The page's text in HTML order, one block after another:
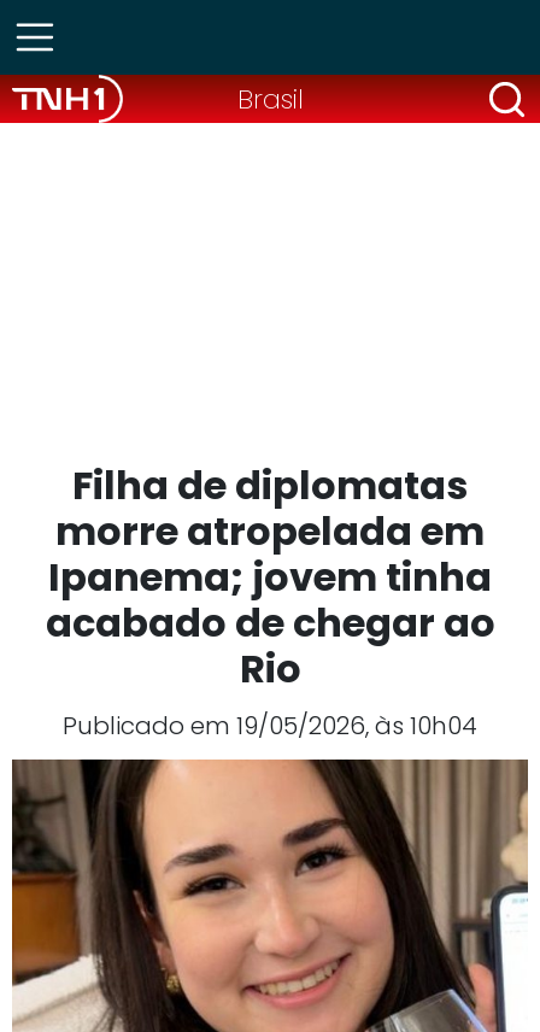
Brasil
Filha de diplomatas
morre atropelada em
Ipanema; jovem tinha
acabado de chegar ao
Rio
Publicado em 19/05/2026, às 10h04